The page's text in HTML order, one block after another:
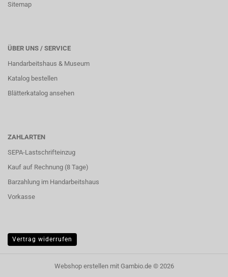
Sitemap
ÜBER UNS / SERVICE
Handarbeitshaus & Museum
Katalog bestellen
Blätterkatalog ansehen
ZAHLARTEN
SEPA-Lastschrifteinzug
Kauf auf Rechnung (8 Tage)
Barzahlung im Handarbeitshaus
Vorkasse
Vertrag widerrufen
Webshop erstellenmit Gambio.de © 2026